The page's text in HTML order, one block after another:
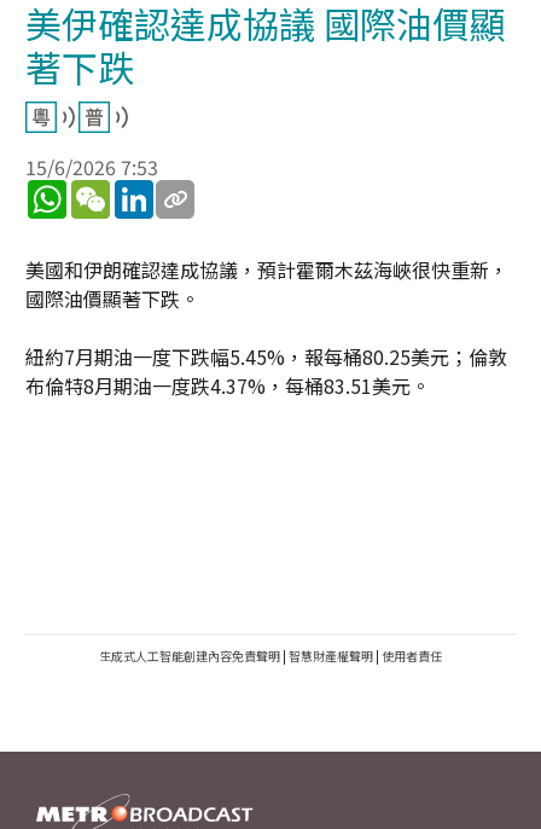
美伊確認達成協議 國際油價顯
著下跌
15/6/2026 7:53
WhatsApp
WeChatLinkedIn
美國和伊朗確認達成協議，預計霍爾木茲海峽很快重新，
國際油價顯著下跌。
紐約7月期油一度下跌幅5.45%，報每桶80.25美元；倫敦
布倫特8月期油一度跌4.37%，每桶83.51美元。
生成式人工智能創建內容免責聲明 | 智慧財產權聲明 | 使用者責任